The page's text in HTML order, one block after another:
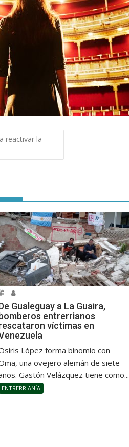
reactivar la
Gualeguay a La Guaira,
bomberos entrerrianos
víctimas en
López forma binomio con
una ovejero alemán de siete
Gastón Velázquez tiene como...
ENTRERRIANÍA